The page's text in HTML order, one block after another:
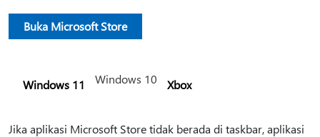
Buka Microsoft Store
Windows 11 Windows 10 Xbox
Jika aplikasi Microsoft Store tidak berada di taskbar, aplikasi